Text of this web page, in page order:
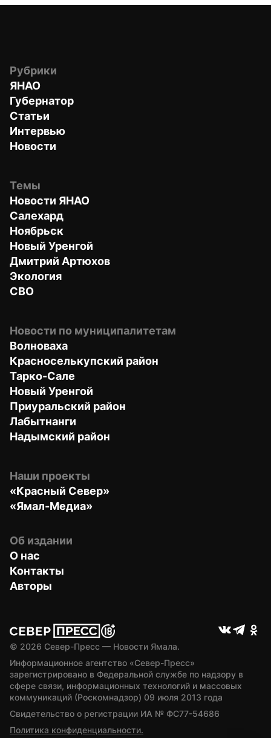
Рубрики
ЯНАО
Губернатор
Статьи
Интервью
Новости
Темы
Новости ЯНАО
Салехард
Ноябрьск
Новый Уренгой
Дмитрий Артюхов
Экология
СВО
Новости по муниципалитетам
Волноваха
Красноселькупский район
Тарко-Сале
Новый Уренгой
Приуральский район
Лабытнанги
Надымский район
Наши проекты
«Красный Север»
«Ямал-Медиа»
Об издании
О нас
Контакты
Авторы
© 2026 Север-Пресс — Новости Ямала.
Информационное агентство «Север-Пресс»
зарегистрировано в Федеральной службе по надзору в
сфере связи, информационных технологий и массовых
коммуникаций (Роскомнадзор) 09 июля 2013 года
Свидетельство о регистрации ИА № ФС77-54686
Политика конфиденциальности.